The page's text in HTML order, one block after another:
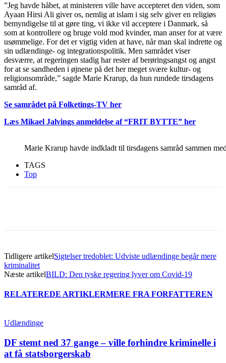
”Jeg havde håbet, at ministeren ville have accepteret den viden, som
Ayaan Hirsi Ali giver os, nemlig at islam i sig selv giver en religiøs
bemyndigelse til at gøre ting, vi ikke vil acceptere i Danmark, så
som at kontrollere og bruge vold mod kvinder, man anser for at være
usømmelige. For det er vigtig viden at have, når man skal indrette og
sin udlændinge- og integrationspolitik. Men samrådet viser
desværre, at regeringen stadig har rester af berøringsangst og angst
for at se sandheden i øjnene på det her meget svære kultur- og
religionsområde,” sagde Marie Krarup, da hun rundede tirsdagens
samråd af.
Se samrådet på Folketings-TV her
Læs Mikael Jalvings anmeldelse af “FRIT BYTTE” her
Marie Krarup havde indkladt til tirsdagens samråd sammen
TAGS
Top
Tidligere artikelSigtelser tredoblet: Udviste udlændinge begår mere
kriminalitet
Næste artikelBILD: Den tyske regering lyver om Covid-19
RELATEREDE ARTIKLERMERE FRA FORFATTEREN
Udlændinge
DF stemt ned 37 gange – ville forhindre kriminelle i
at få statsborgerskab